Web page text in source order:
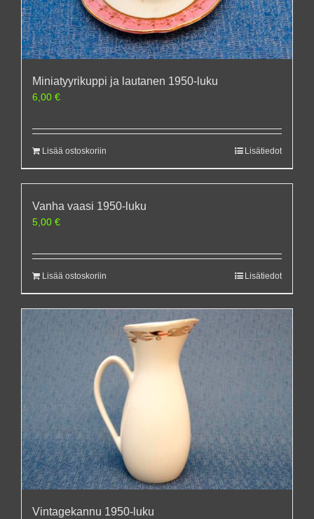
Miniatyyrikuppi ja lautanen 1950-luku
6,00 €
Lisää ostoskoriin Lisätiedot
Vanha vaasi 1950-luku
5,00 €
Lisää ostoskoriin Lisätiedot
Vintagekannu 1950-luku